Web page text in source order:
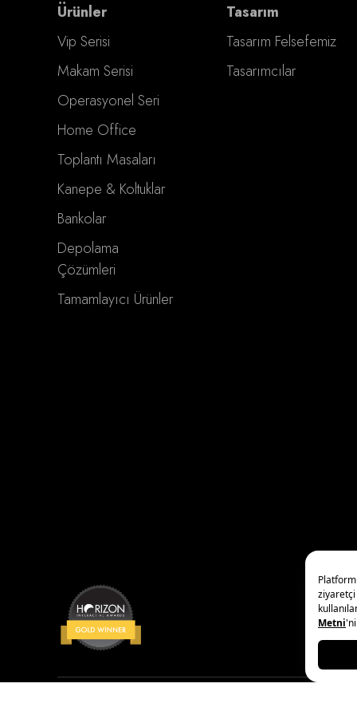
Ürünler
Vip Serisi
Makam Serisi
Operasyonel Seri
Home Office
Toplantı Masaları
Kanepe & Koltuklar
Bankolar
Depolama
Çözümleri
Tamamlayıcı Ürünler
Tasarım
Tasarım Felsefemiz
Tasarımcılar